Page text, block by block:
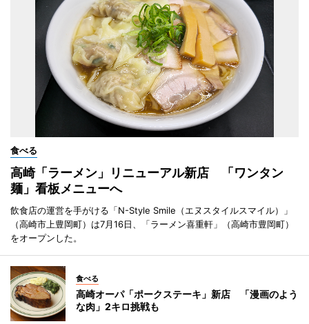
食べる
高崎「ラーメン」リニューアル新店 「ワンタン
麺」看板メニューへ
飲食店の運営を手がける「N-Style Smile（エヌスタイルスマイル）」
（高崎市上豊岡町）は7月16日、「ラーメン喜重軒」（高崎市豊岡町）
をオープンした。
食べる
高崎オーパ「ポークステーキ」新店 「漫画のよう
な肉」2キロ挑戦も